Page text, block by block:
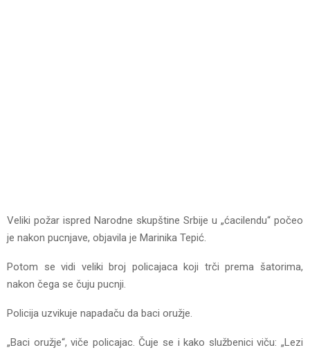
Veliki požar ispred Narodne skupštine Srbije u „ćacilendu“ počeo
je nakon pucnjave, objavila je Marinika Tepić.
Potom se vidi veliki broj policajaca koji trči prema šatorima,
nakon čega se čuju pucnji.
Policija uzvikuje napadaču da baci oružje.
„Baci oružje“, viče policajac. Čuje se i kako službenici viču: „Lezi